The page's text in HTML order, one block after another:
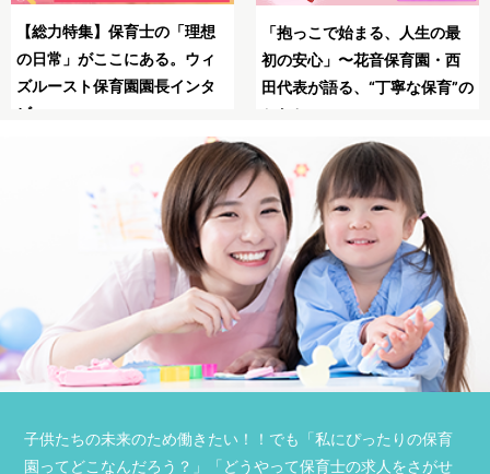
の最
・西
保育”の
た保育士求人JOBS
る保育士求人JOBSで
職！
子供たちの未来のため働きたい！！でも「私にぴったりの保育
園ってどこなんだろう？」「どうやって保育士の求人をさがせ